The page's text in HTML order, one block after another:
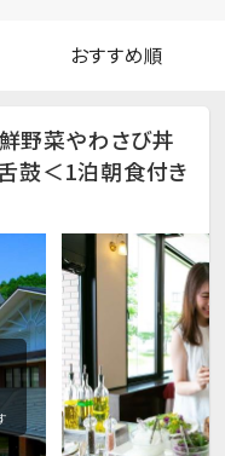
野菜やわさび丼
鼓＜1泊朝食付き